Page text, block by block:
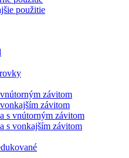
použitie
závitom
závitom
s vnútorným závitom
s vonkajším závitom